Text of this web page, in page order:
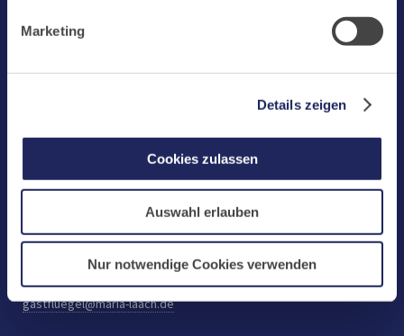
Marketing
Details zeigen
Cookies zulassen
Auswahl erlauben
Nur notwendige Cookies verwenden
Fax: +49 (0) 2652 59-359
www.maria-laach.de
Tel: +49 (0) 2652 59-313
Fax: +49 (0) 2652 59-282
gastfluegel@maria-laach.de